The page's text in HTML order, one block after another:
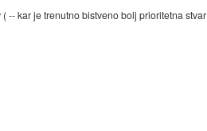
-- kar je trenutno bistveno bolj prioritetna stvar